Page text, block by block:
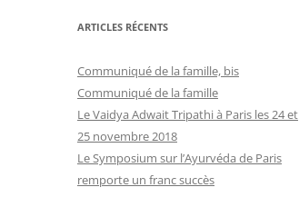
ARTICLES RÉCENTS
Communiqué de la famille, bis
Communiqué de la famille
Le Vaidya Adwait Tripathi à Paris les 24 et
25 novembre 2018
Le Symposium sur l’Ayurvéda de Paris
remporte un franc succès